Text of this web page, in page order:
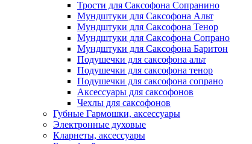
Трости для Саксофона Сопранино
Мундштуки для Саксофона Альт
Мундштуки для Саксофона Тенор
Мундштуки для Саксофона Сопрано
Мундштуки для Саксофона Баритон
Подушечки для саксофона альт
Подушечки для саксофона тенор
Подушечки для саксофона сопрано
Аксессуары для саксофонов
Чехлы для саксофонов
Губные Гармошки, аксессуары
Электронные духовые
Кларнеты, аксессуары